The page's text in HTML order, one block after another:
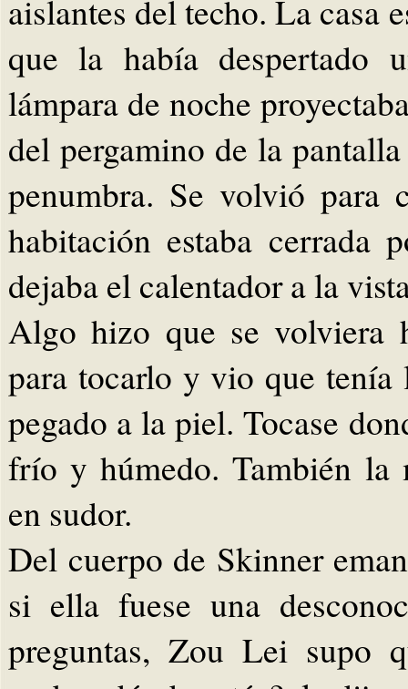
aislantes del techo. La casa
que la había
lámpara de noche
del pergamino de la
penumbra. Se volvió para
habitación estaba cerrada
dejaba el calentador a la
Algo hizo que se volviera
para tocarlo y vio que
pegado a la piel. Tocase
frío y húmedo. También la
en sudor.
Del cuerpo de Skinner
si ella fuese una
preguntas, Zou Lei supo